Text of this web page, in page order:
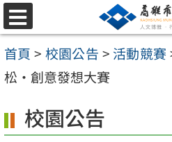
跳
至
主
要
容
選
單
首頁 > 校園公告 > 活動競賽
松·創意發想大賽
校園公告